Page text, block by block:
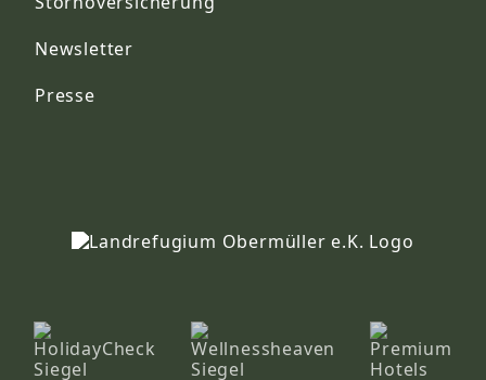
Newsletter
Presse